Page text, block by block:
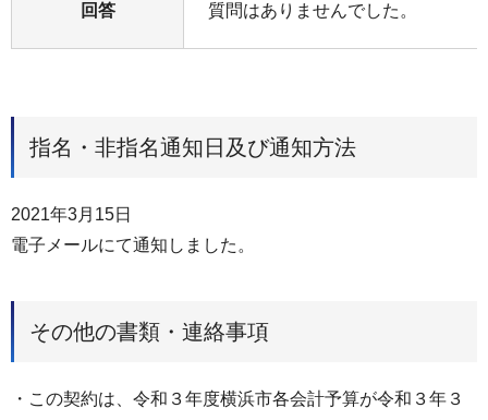
回答 質問はありませんでした。
指名・非指名通知日及び通知方法
2021年3月15日
電子メールにて通知しました。
その他の書類・連絡事項
・この契約は、令和３年度横浜市各会計予算が令和３年３